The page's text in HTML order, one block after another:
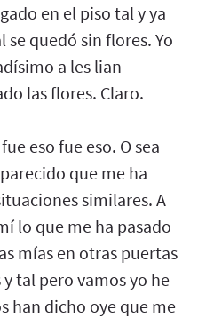
en el piso tal y ya
se quedó sin flores. Yo
a les lian
las flores. Claro.
eso fue eso. O sea
que me ha
similares. A
lo que me ha pasado
mías en otras puertas
tal pero vamos yo he
han dicho oye que me